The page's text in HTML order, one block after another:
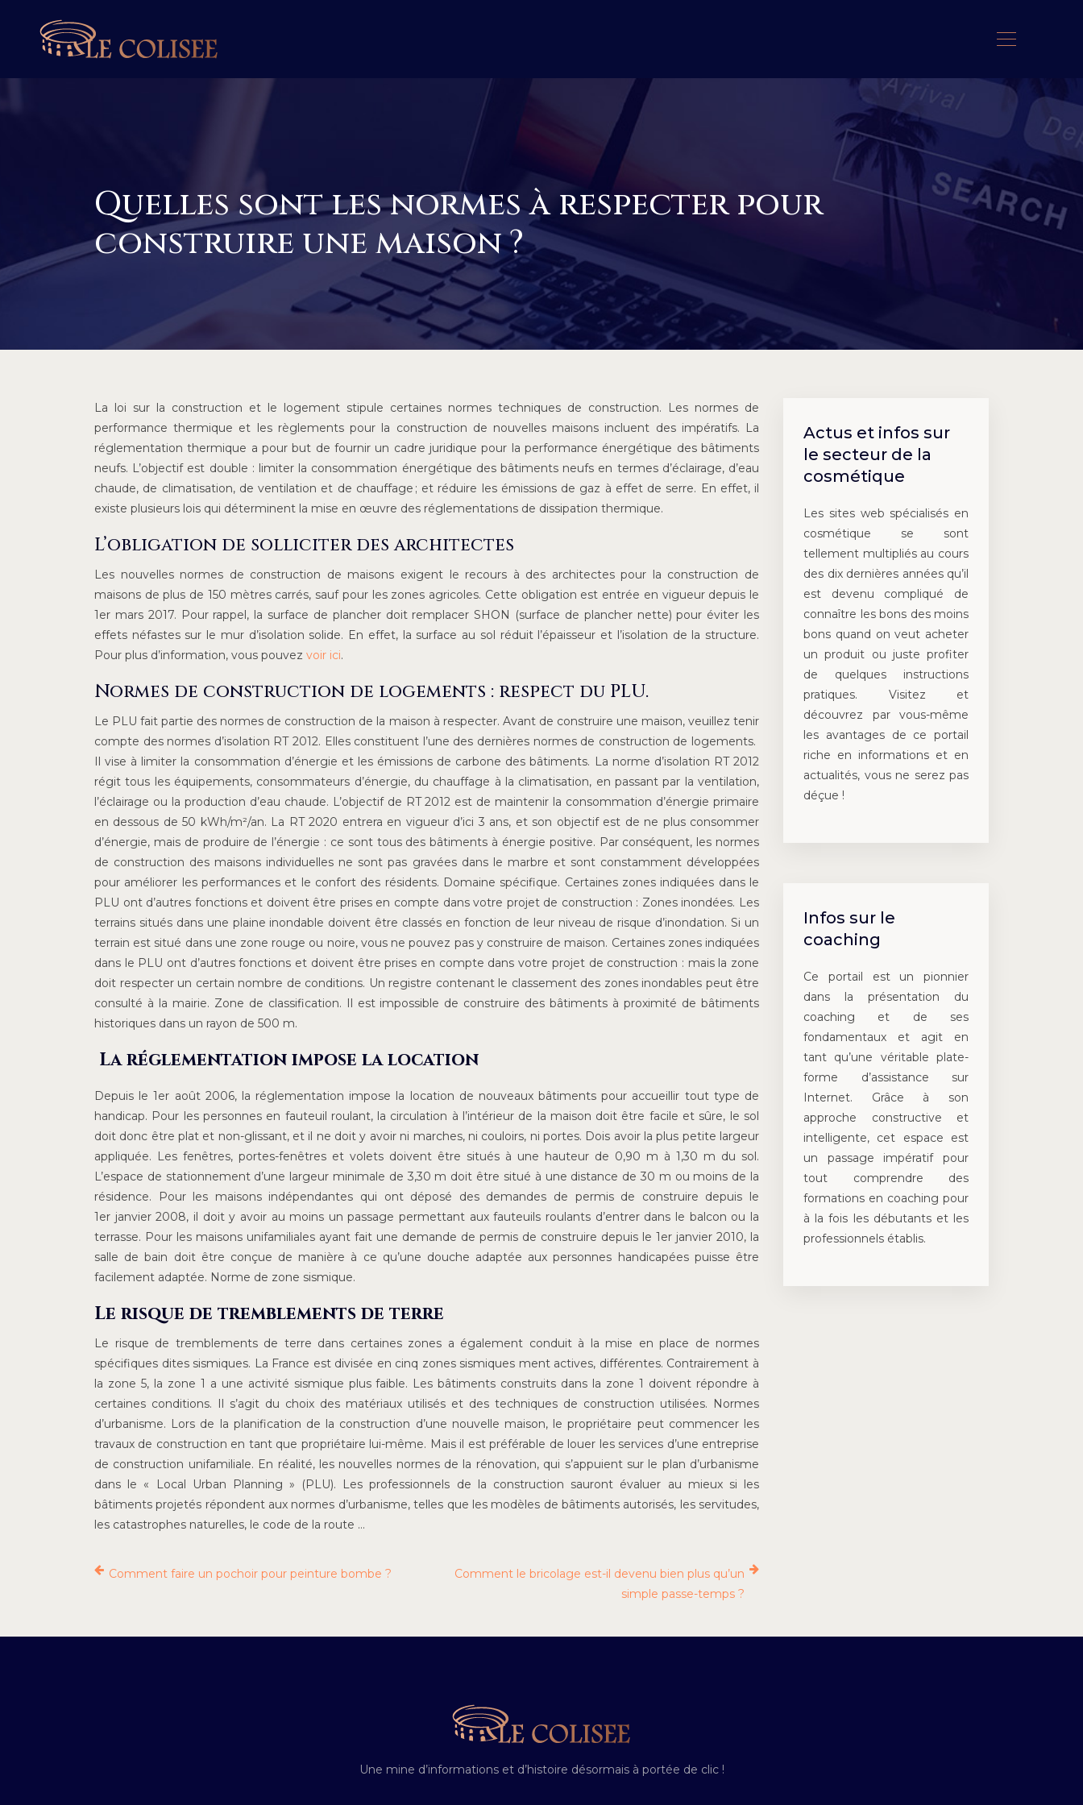
Quelles sont les normes à respecter pour
construire une maison ?
La loi sur la construction et le logement stipule certaines normes techniques de construction. Les normes de
performance thermique et les règlements pour la construction de nouvelles maisons incluent des impératifs. La
réglementation thermique a pour but de fournir un cadre juridique pour la performance énergétique des bâtiments
neufs. L’objectif est double : limiter la consommation énergétique des bâtiments neufs en termes d’éclairage, d’eau
chaude, de climatisation, de ventilation et de chauffage ; et réduire les émissions de gaz à effet de serre. En effet, il
existe plusieurs lois qui déterminent la mise en œuvre des réglementations de dissipation thermique.
L’obligation de solliciter des architectes
Les nouvelles normes de construction de maisons exigent le recours à des architectes pour la construction de
maisons de plus de 150 mètres carrés, sauf pour les zones agricoles. Cette obligation est entrée en vigueur depuis le
1er mars 2017. Pour rappel, la surface de plancher doit remplacer SHON (surface de plancher nette) pour éviter les
effets néfastes sur le mur d’isolation solide. En effet, la surface au sol réduit l’épaisseur et l’isolation de la structure.
Pour plus d’information, vous pouvez voir ici.
Normes de construction de logements : respect du PLU.
Le PLU fait partie des normes de construction de la maison à respecter. Avant de construire une maison, veuillez tenir
compte des normes d’isolation RT 2012. Elles constituent l’une des dernières normes de construction de logements.
Il vise à limiter la consommation d’énergie et les émissions de carbone des bâtiments. La norme d’isolation RT 2012
régit tous les équipements, consommateurs d’énergie, du chauffage à la climatisation, en passant par la ventilation,
l’éclairage ou la production d’eau chaude. L’objectif de RT 2012 est de maintenir la consommation d’énergie primaire
en dessous de 50 kWh/m²/an. La RT 2020 entrera en vigueur d’ici 3 ans, et son objectif est de ne plus consommer
d’énergie, mais de produire de l’énergie : ce sont tous des bâtiments à énergie positive. Par conséquent, les normes
de construction des maisons individuelles ne sont pas gravées dans le marbre et sont constamment développées
pour améliorer les performances et le confort des résidents. Domaine spécifique. Certaines zones indiquées dans le
PLU ont d’autres fonctions et doivent être prises en compte dans votre projet de construction : Zones inondées. Les
terrains situés dans une plaine inondable doivent être classés en fonction de leur niveau de risque d’inondation. Si un
terrain est situé dans une zone rouge ou noire, vous ne pouvez pas y construire de maison. Certaines zones indiquées
dans le PLU ont d’autres fonctions et doivent être prises en compte dans votre projet de construction : mais la zone
doit respecter un certain nombre de conditions. Un registre contenant le classement des zones inondables peut être
consulté à la mairie. Zone de classification. Il est impossible de construire des bâtiments à proximité de bâtiments
historiques dans un rayon de 500 m.
La réglementation impose la location
Depuis le 1er août 2006, la réglementation impose la location de nouveaux bâtiments pour accueillir tout type de
handicap. Pour les personnes en fauteuil roulant, la circulation à l’intérieur de la maison doit être facile et sûre, le sol
doit donc être plat et non-glissant, et il ne doit y avoir ni marches, ni couloirs, ni portes. Dois avoir la plus petite largeur
appliquée. Les fenêtres, portes-fenêtres et volets doivent être situés à une hauteur de 0,90 m à 1,30 m du sol.
L’espace de stationnement d’une largeur minimale de 3,30 m doit être situé à une distance de 30 m ou moins de la
résidence. Pour les maisons indépendantes qui ont déposé des demandes de permis de construire depuis le
1er janvier 2008, il doit y avoir au moins un passage permettant aux fauteuils roulants d’entrer dans le balcon ou la
terrasse. Pour les maisons unifamiliales ayant fait une demande de permis de construire depuis le 1er janvier 2010, la
salle de bain doit être conçue de manière à ce qu’une douche adaptée aux personnes handicapées puisse être
facilement adaptée. Norme de zone sismique.
Le risque de tremblements de terre
Le risque de tremblements de terre dans certaines zones a également conduit à la mise en place de normes
spécifiques dites sismiques. La France est divisée en cinq zones sismiques ment actives, différentes. Contrairement à
la zone 5, la zone 1 a une activité sismique plus faible. Les bâtiments construits dans la zone 1 doivent répondre à
certaines conditions. Il s’agit du choix des matériaux utilisés et des techniques de construction utilisées. Normes
d’urbanisme. Lors de la planification de la construction d’une nouvelle maison, le propriétaire peut commencer les
travaux de construction en tant que propriétaire lui-même. Mais il est préférable de louer les services d’une entreprise
de construction unifamiliale. En réalité, les nouvelles normes de la rénovation, qui s’appuient sur le plan d’urbanisme
dans le « Local Urban Planning » (PLU). Les professionnels de la construction sauront évaluer au mieux si les
bâtiments projetés répondent aux normes d’urbanisme, telles que les modèles de bâtiments autorisés, les servitudes,
les catastrophes naturelles, le code de la route …
Comment faire un pochoir pour peinture bombe ?
Comment le bricolage est-il devenu bien plus qu’un
simple passe-temps ?
Actus et infos sur
le secteur de la
cosmétique
Les sites web spécialisés en
cosmétique se sont
tellement multipliés au cours
des dix dernières années qu’il
est devenu compliqué de
connaître les bons des moins
bons quand on veut acheter
un produit ou juste profiter
de quelques instructions
pratiques. Visitez et
découvrez par vous-même
les avantages de ce portail
riche en informations et en
actualités, vous ne serez pas
déçue !
Infos sur le
coaching
Ce portail est un pionnier
dans la présentation du
coaching et de ses
fondamentaux et agit en
tant qu’une véritable plate-
forme d’assistance sur
Internet. Grâce à son
approche constructive et
intelligente, cet espace est
un passage impératif pour
tout comprendre des
formations en coaching pour
à la fois les débutants et les
professionnels établis.
Une mine d’informations et d’histoire désormais à portée de clic !